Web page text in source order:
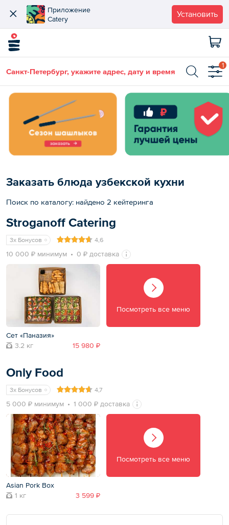
Приложение
Catery
Установить
Санкт-Петербург, укажите адрес, дату и время
1
Заказать блюда узбекской кухни
Поиск по каталогу: найдено 2 кейтеринга
Stroganoff Catering
3x Бонусов 4,6
10 000 ₽ минимум 0 ₽ доставка
Сет «Паназия»
3.2 кг
15 980 ₽
Посмотреть все меню
Only Food
3x Бонусов 4,7
5 000 ₽ минимум 1 000 ₽ доставка
Asian Pork Box
1 кг
3 599 ₽
Посмотреть все меню